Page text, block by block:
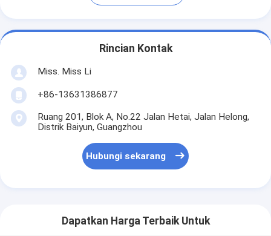
Rincian Kontak
Miss. Miss Li
+86-13631386877
Ruang 201, Blok A, No.22 Jalan Hetai, Jalan Helong,
Distrik Baiyun, Guangzhou
Hubungi sekarang
Dapatkan Harga Terbaik Untuk